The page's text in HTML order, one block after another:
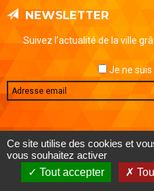
NEWSLETTER
Suivez l’actualité de la ville
Je ne suis
MENTIONS LÉGALES
AIDE ET
Ce site utilise des cookies et
vous souhaitez activer
Tout accepter